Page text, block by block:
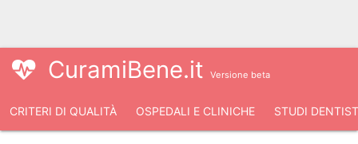
CuramiBene.it Versione beta
CRITERI DI QUALITÀ OSPEDALI E CLINICHE STUDI